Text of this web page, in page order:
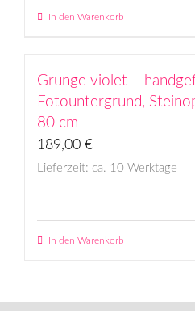
In den Warenkorb
Grunge violet –
Fotountergrund,
80 cm
189,00 €
Lieferzeit: ca. 10 Werktage
In den Warenkorb